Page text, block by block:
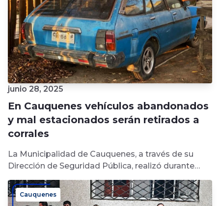
junio 28, 2025
En Cauquenes vehículos abandonados
y mal estacionados serán retirados a
corrales
La Municipalidad de Cauquenes, a través de su
Dirección de Seguridad Pública, realizó durante
junio una campaña para recuperar espacios...
Cauquenes